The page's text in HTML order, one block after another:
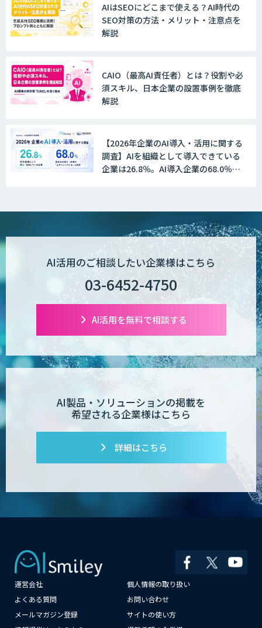
GENIEE SFA/CRM
WAN-RECORD Plus
Explaza 生成AI Partner | AX
POPstation
業務特化型AIエージェントの開発支援
「業務AIプロ」
Dify導入支援
Dify開発支援
展示会の名刺を商談に変える
「GenLead」
AIはSEOにどこまで使える？AI時代の
SEO対策の方法・メリット・注意点を
解説
CAIO（最高AI責任者）とは？役割や必
須スキル、日本企業の設置事例を徹底
解説
【2026年企業のAI導入・活用に関する
調査】AIを組織として導入できている
企業は26.8％。AI導入企業の68.0％
AI活用のご相談したい企業様はこちら
03-6452-4750
AI活用を無料で相談する
AI製品・ソリューションの掲載を
希望される企業様はこちら
詳細はこちら
運営会社
個人情報の取り扱い
よくある質問
お問い合わせ
メールマガジン登録
サイトの使い方